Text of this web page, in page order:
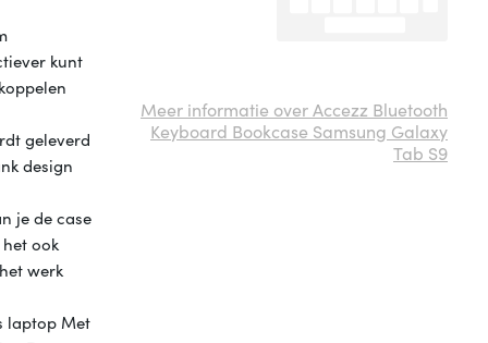
kunt
geleverd
design
je de case
ook
werk
laptop Met
Meer informatie over Accezz Bluetooth
Keyboard Bookcase Samsung Galaxy
Tab S9